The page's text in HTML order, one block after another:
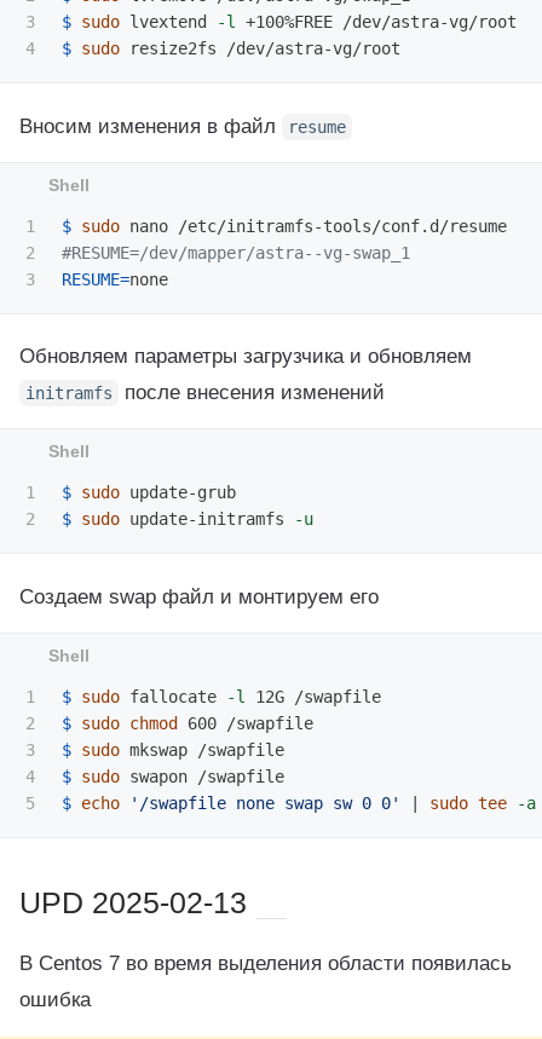
3
$ sudo lvextend -l
$ sudo
Вносим изменения в файл resume
1
2
$ sudo
#RESUME=/dev/mapper/astra--vg-swap_1
RESUME=
Обновляем параметры загрузчика и обновляем
initramfs после внесения изменений
1
$ sudo
$ sudo update-initramfs -u
Создаем swap файл и монтируем его
1
2
3
4
$ sudo fallocate -l
$ sudo chmod
$ sudo
$ sudo
$ echo '/swapfile none swap sw 0 0' sudo tee -a
UPD 2025-02-13
В Centos 7 во время выделения области появилась
ошибка